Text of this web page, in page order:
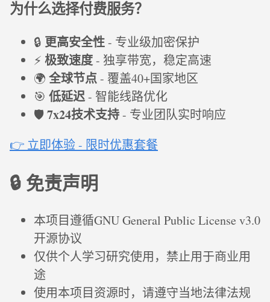
为什么选择付费服务？
🔒 更高安全性- 专业级加密保护
⚡ 极致速度- 独享带宽，稳定高速
🌍 全球节点- 覆盖40+国家地区
🎯 低延迟- 智能线路优化
🛡️7x24技术支持- 专业团队实时响应
👉 立即体验 - 限时优惠套餐
🔒 免责声明
本项目遵循GNU General Public License v3.0
开源协议
仅供个人学习研究使用，禁止用于商业用
途
使用本项目资源时，请遵守当地法律法规